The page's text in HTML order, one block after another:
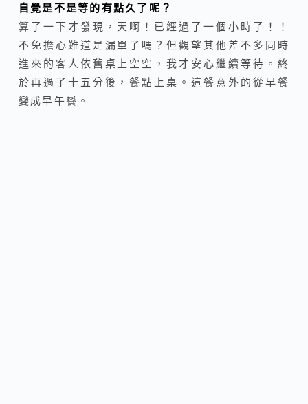
自覺是不是等的有點久了呢？
算了一下才發現，天啊！已經過了一個小時了！！
不免擔心難道是漏單了嗎？但觀望其他差不多同時
進來的客人依舊桌上空空，我才安心繼續等待。終
於再過了十五分後，餐點上桌。這餐意外的從早餐
變成早午餐。